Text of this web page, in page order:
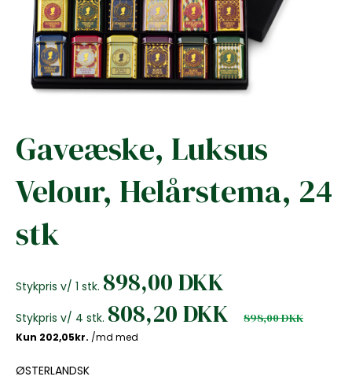
Gaveæske, Luksus
Velour, Helårstema, 24
stk
Stykpris v/ 1 stk. 898,00 DKK
Stykpris v/ 4 stk. 808,20 DKK 898,00 DKK
ØSTERLANDSK